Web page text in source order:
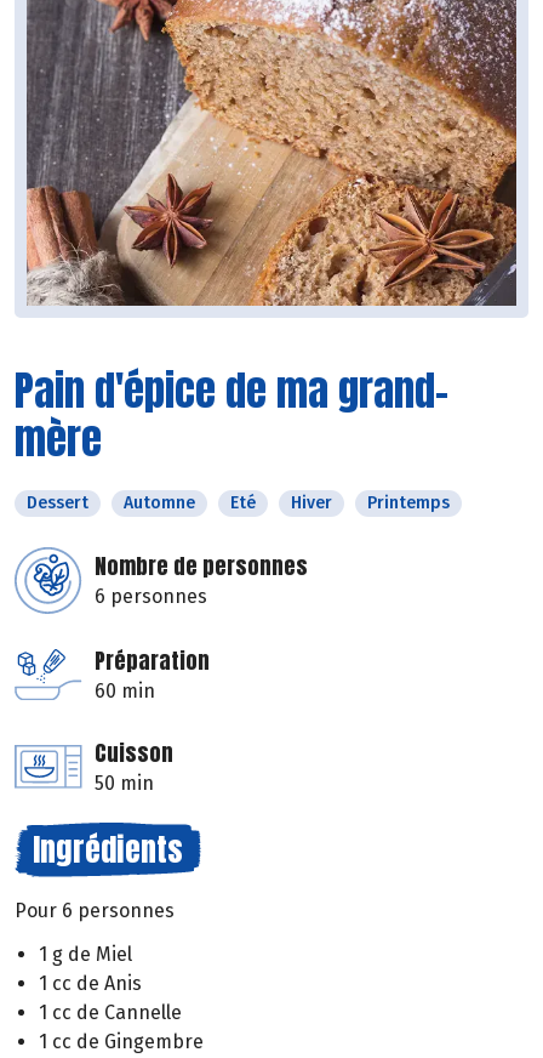
Pain d'épice de ma grand-
mère
Dessert Automne Eté Hiver Printemps
Nombre de personnes
6 personnes
Préparation
60 min
Cuisson
50 min
Ingrédients
Pour 6 personnes
1 g de Miel
1 cc de Anis
1 cc de Cannelle
1 cc de Gingembre